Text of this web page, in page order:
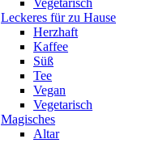
Leckeres für zu Hause
Herzhaft
Kaffee
Süß
Tee
Vegan
Vegetarisch
Magisches
Altar